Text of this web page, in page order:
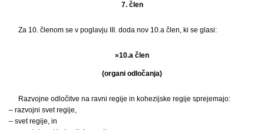
7. člen
Za 10. členom se v poglavju III. doda nov 10.a člen, ki se glasi:
»10.a člen
(organi odločanja)
Razvojne odločitve na ravni regije in kohezijske regije sprejemajo:
– razvojni svet regije,
– svet regije, in